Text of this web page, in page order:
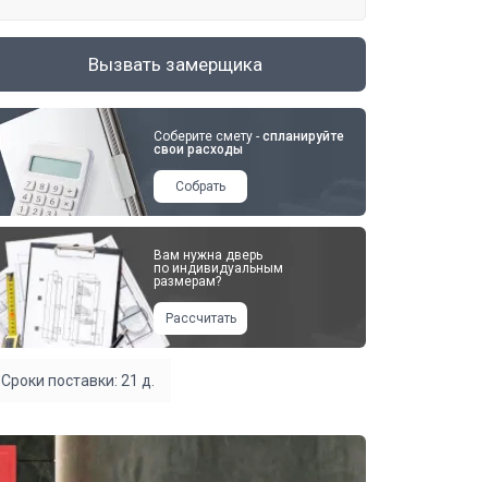
Вызвать замерщика
Соберите смету - спланируйте
свои расходы
Собрать
Вам нужна дверь
по индивидуальным
размерам?
Рассчитать
Сроки поставки: 21 д.